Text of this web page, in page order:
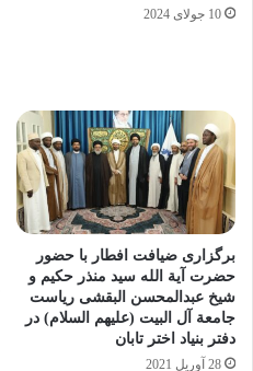
10 جولای 2024
برگزاری ضیافت افطار با حضور
حضرت آیة الله سید منذر حکیم و
شیخ عبدالمحسن البقشی ریاست
جامعة آل البیت (علیهم السلام) در
دفتر بنیاد اختر تابان
28 آوریل 2021